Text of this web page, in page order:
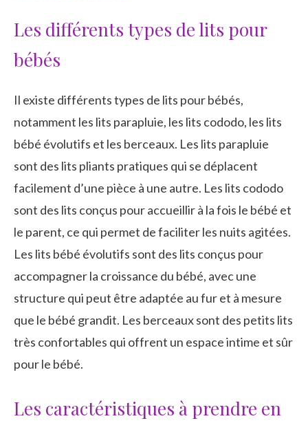
Les différents types de lits pour
bébés
Il existe différents types de lits pour bébés,
notamment les lits parapluie, les lits cododo, les lits
bébé évolutifs et les berceaux. Les lits parapluie
sont des lits pliants pratiques qui se déplacent
facilement d’une pièce à une autre. Les lits cododo
sont des lits conçus pour accueillir à la fois le bébé et
le parent, ce qui permet de faciliter les nuits agitées.
Les lits bébé évolutifs sont des lits conçus pour
accompagner la croissance du bébé, avec une
structure qui peut être adaptée au fur et à mesure
que le bébé grandit. Les berceaux sont des petits lits
très confortables qui offrent un espace intime et sûr
pour le bébé.
Les caractéristiques à prendre en